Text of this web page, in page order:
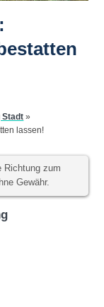
Stadt »
lassen!
Richtung zum
Gewähr.